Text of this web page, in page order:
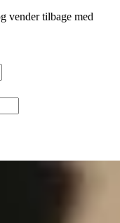
vender tilbage med